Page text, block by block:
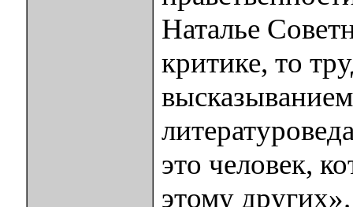
Наталье
критике, то
это человек,
этому